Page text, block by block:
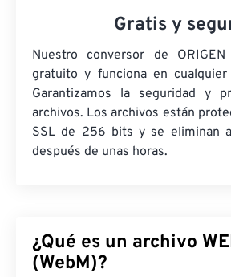
Gratis y
Nuestro conversor de
gratuito y funciona en cualquier
Garantizamos la seguridad y
archivos. Los archivos están
SSL de 256 bits y se eliminan
después de unas horas.
¿Qué es un archivo
(WebM)?